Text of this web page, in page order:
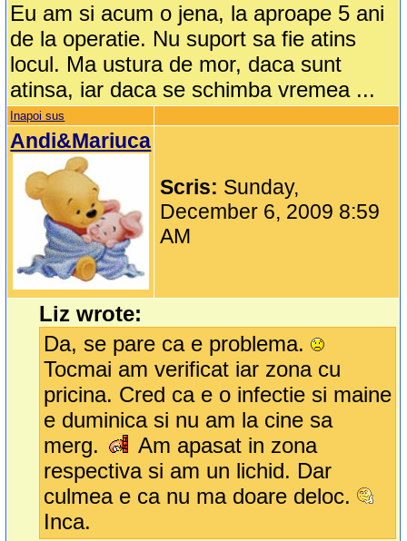
Eu am si acum o jena, la aproape 5 ani
de la operatie. Nu suport sa fie atins
locul. Ma ustura de mor, daca sunt
atinsa, iar daca se schimba vremea ...
Inapoi sus
Andi&Mariuca
Scris: Sunday,
December 6, 2009 8:59
AM
Liz wrote:
Da, se pare ca e problema.
Tocmai am verificat iar zona cu
pricina. Cred ca e o infectie si maine
e duminica si nu am la cine sa
merg.
Am apasat in zona
respectiva si am un lichid. Dar
culmea e ca nu ma doare deloc.
Inca.